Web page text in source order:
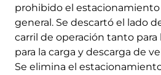
prohibido el
general. Se descartó el lado
carril de operación tanto
para la carga y descarga de
Se elimina el